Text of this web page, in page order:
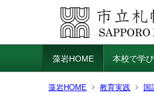
藻岩HOME 本校で学
藻岩HOME 教育実践 国